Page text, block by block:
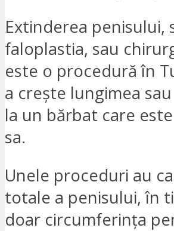
Extinderea penisului,
faloplastia, sau
este o procedură în
a crește lungimea
la un bărbat care
sa.
Unele proceduri au
totale a penisului, în
doar circumferința